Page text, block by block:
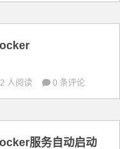
人阅读 0 条评论
服务自动启动